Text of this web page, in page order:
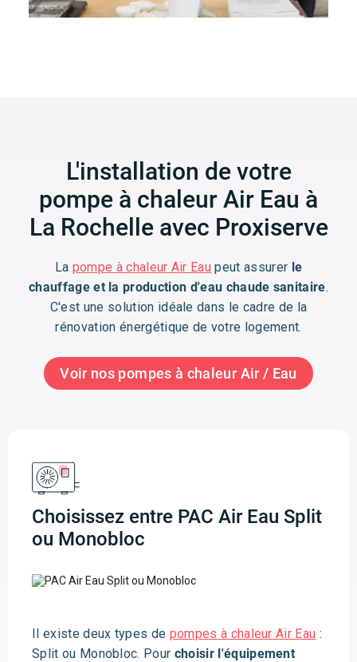
L'installation de votre
pompe à chaleur Air Eau à
La Rochelle avec Proxiserve
La pompe à chaleur Air Eau peut assurer le
chauffage et la production d'eau chaude sanitaire.
C'est une solution idéale dans le cadre de la
rénovation énergétique de votre logement.
Voir nos pompes à chaleur Air / Eau
Choisissez entre PAC Air Eau Split
ou Monobloc
Il existe deux types de pompes à chaleur Air Eau :
Split ou Monobloc. Pour choisir l'équipement